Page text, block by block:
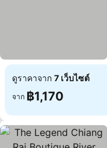
ดูราคาจาก 7 เว็บไซต์
จาก ฿1,170